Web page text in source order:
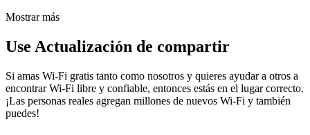
Mostrar más
Use Actualización de compartir
Si amas Wi-Fi gratis tanto como nosotros y quieres ayudar a otros a
encontrar Wi-Fi libre y confiable, entonces estás en el lugar correcto.
¡Las personas reales agregan millones de nuevos Wi-Fi y también
puedes!